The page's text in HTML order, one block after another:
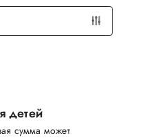
детей
сумма может